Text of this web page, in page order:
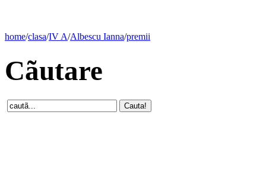
home/clasa/IV A/Albescu Ianna/premii
Cãutare